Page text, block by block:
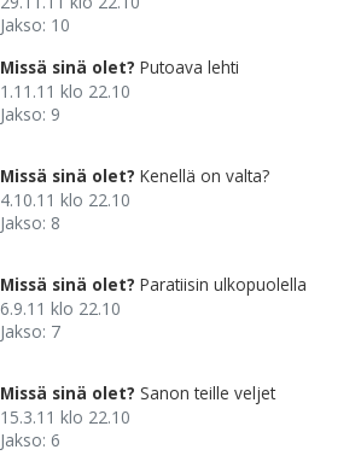
Jakso: 10
Missä sinä olet? Putoava lehti
1.11.11 klo 22.10
Jakso: 9
Missä sinä olet? Kenellä on valta?
4.10.11 klo 22.10
Jakso: 8
Missä sinä olet? Paratiisin ulkopuolella
6.9.11 klo 22.10
Jakso: 7
Missä sinä olet? Sanon teille veljet
15.3.11 klo 22.10
Jakso: 6